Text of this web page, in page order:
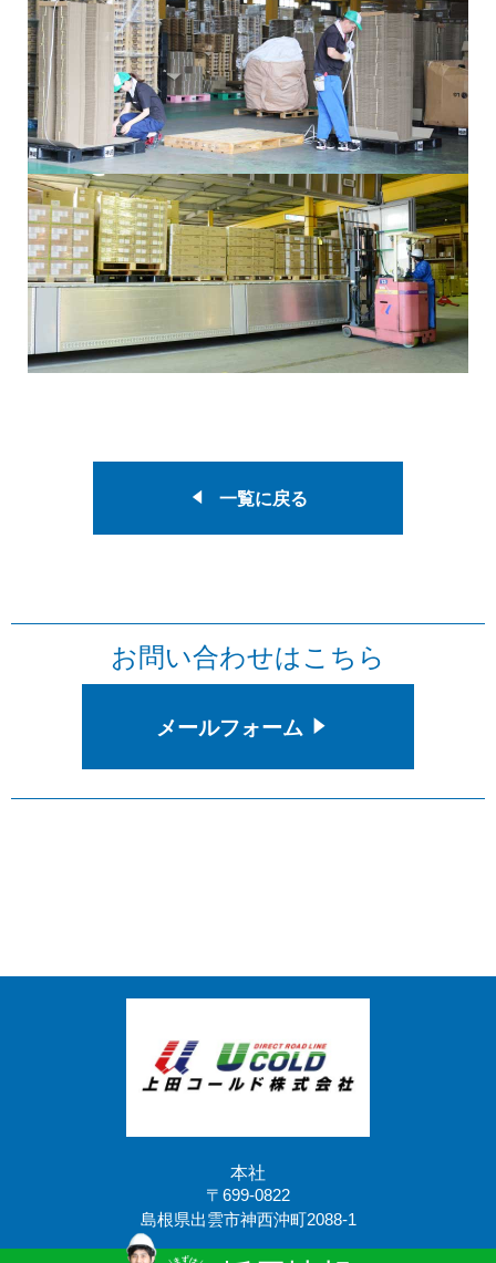
一覧に戻る
お問い合わせはこちら
メールフォーム
本社
〒699-0822
島根県出雲市神西沖町2088-1